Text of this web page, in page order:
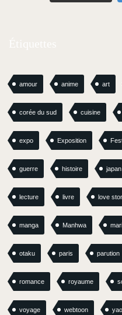
amour anime art
corée du sud cuisine
expo Exposition
guerre histoire japan
lecture livre love
manga Manhwa
otaku paris parution
romance royaume
voyage webtoon